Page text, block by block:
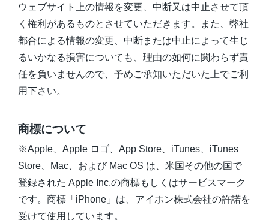
ウェブサイト上の情報を変更、中断又は中止させて頂
く権利があるものとさせていただきます。また、弊社
都合による情報の変更、中断または中止によって生じ
るいかなる損害についても、理由の如何に関わらず責
任を負いませんので、予めご承知いただいた上でご利
用下さい。
商標について
※Apple、Apple ロゴ、App Store、iTunes、iTunes
Store、Mac、および Mac OS は、米国その他の国で
登録された Apple Inc.の商標もしくはサービスマーク
です。商標「iPhone」は、アイホン株式会社の許諾を
受けて使用しています。